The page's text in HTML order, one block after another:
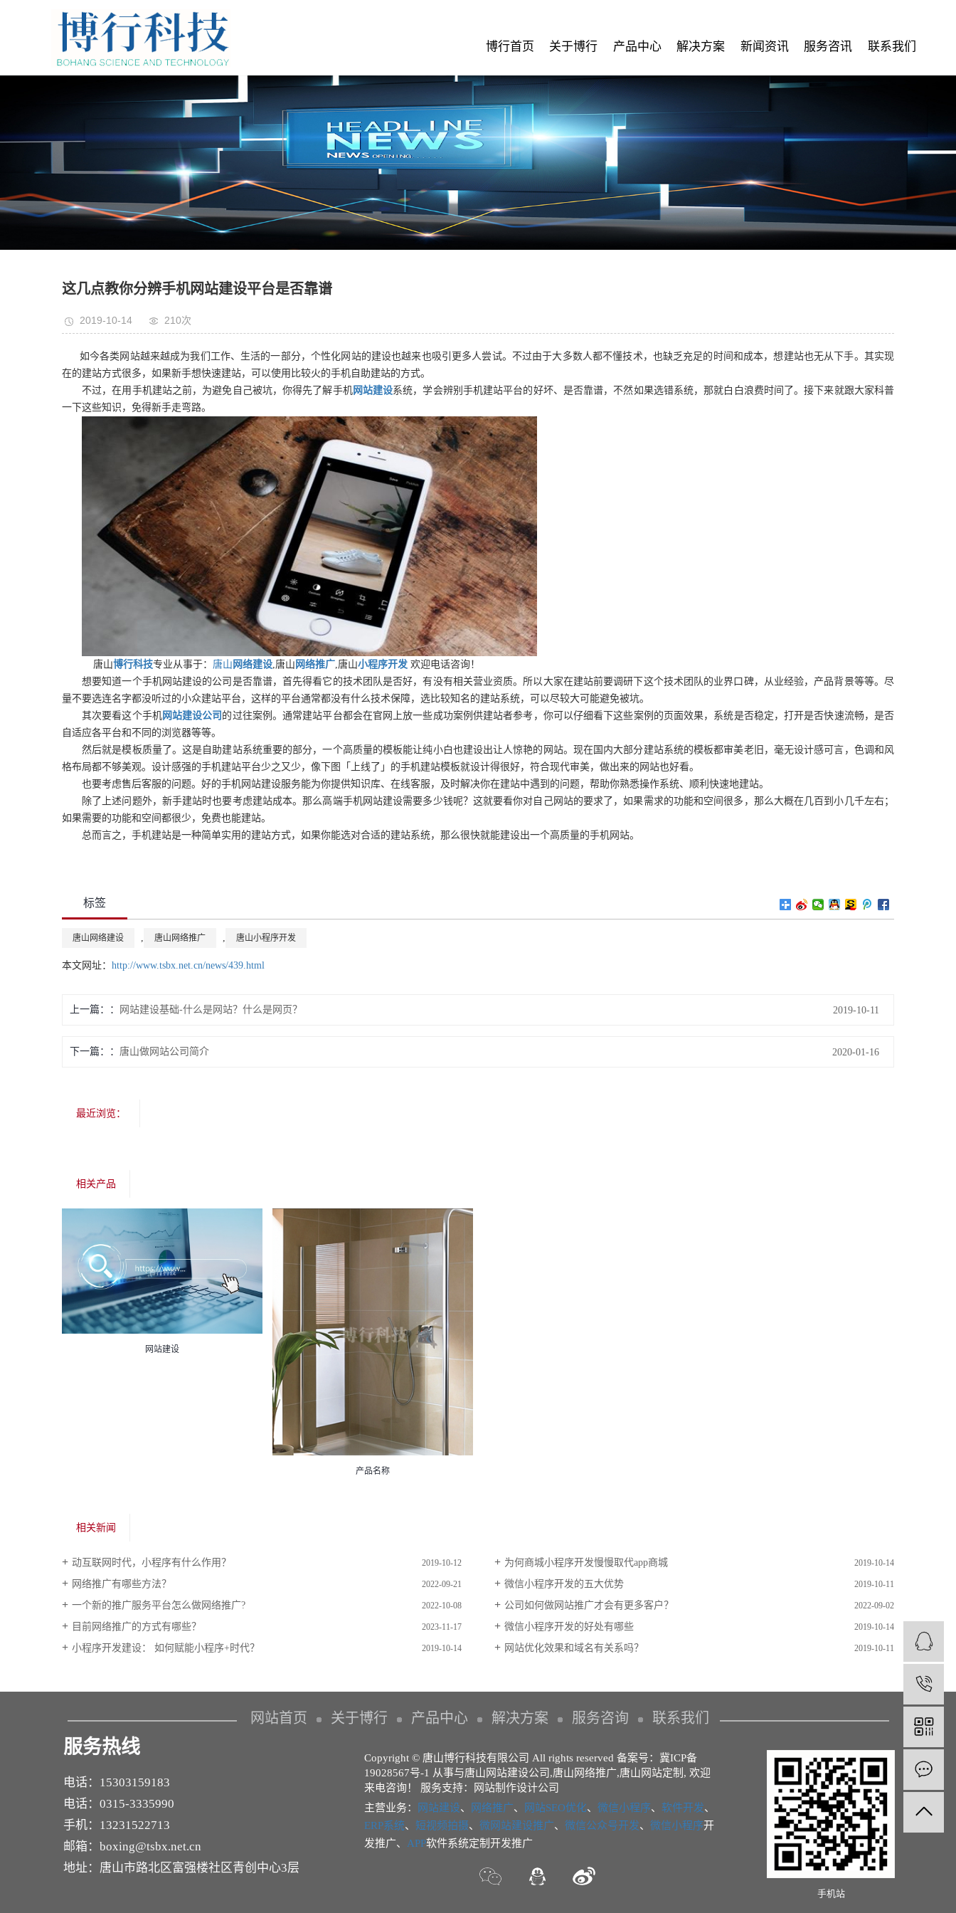
博行首页 关于博行 产品中心 解决方案 新闻资讯 服务咨讯 联系我们
这几点教你分辨手机网站建设平台是否靠谱
2019-10-14 210次
如今各类网站越来越成为我们工作、生活的一部分，个性化网站的建设也越来也吸引更多人尝试。不过由于大多数人都不懂技术，也缺乏充足的时间和成本，想建站也无从下手。其实现
在的建站方式很多，如果新手想快速建站，可以使用比较火的手机自助建站的方式。
不过，在用手机建站之前，为避免自己被坑，你得先了解手机网站建设系统，学会辨别手机建站平台的好坏、是否靠谱，不然如果选错系统，那就白白浪费时间了。接下来就跟大家科普
一下这些知识，免得新手走弯路。
唐山博行科技专业从事于： 唐山 网络建设,唐山 网络推广,唐山小程序开发 欢迎电话咨询！
想要知道一个手机网站建设的公司是否靠谱，首先得看它的技术团队是否好，有没有相关营业资质。所以大家在建站前要调研下这个技术团队的业界口碑，从业经验，产品背景等等。尽
量不要选连名字都没听过的小众建站平台，这样的平台通常都没有什么技术保障，选比较知名的建站系统，可以尽较大可能避免被坑。
其次要看这个手机网站建设公司 的过往案例。通常建站平台都会在官网上放一些成功案例供建站者参考，你可以仔细看下这些案例的页面效果，系统是否稳定，打开是否快速流畅，是否
自适应各平台和不同的浏览器等等。
然后就是模板质量了。这是自助建站系统重要的部分，一个高质量的模板能让纯小白也建设出让人惊艳的网站。现在国内大部分建站系统的模板都审美老旧，毫无设计感可言，色调和风
格布局都不够美观。设计感强的手机建站平台少之又少，像下图「上线了」的手机建站模板就设计得很好，符合现代审美，做出来的网站也好看。
也要考虑售后客服的问题。好的手机网站建设服务能为你提供知识库、在线客服，及时解决你在建站中遇到的问题，帮助你熟悉操作系统、顺利快速地建站。
除了上述问题外，新手建站时也要考虑建站成本。那么高端手机网站建设需要多少钱呢？这就要看你对自己网站的要求了，如果需求的功能和空间很多，那么大概在几百到小几千左右；
如果需要的功能和空间都很少，免费也能建站。
总而言之，手机建站是一种简单实用的建站方式，如果你能选对合适的建站系统，那么很快就能建设出一个高质量的手机网站。
标签
唐山网络建设 , 唐山网络推广 , 唐山小程序开发
本文网址： http://www.tsbx.net.cn/news/439.html
上一篇： 网站建设基础-什么是网站？什么是网页？ 2019-10-11
下一篇： 唐山做网站公司简介 2020-01-16
最近浏览：
相关产品
网站建设
产品名称
相关新闻
动互联网时代，小程序有什么作用？ 2019-10-12 为何商城小程序开发慢慢取代app商城 2019-10-14
网络推广有哪些方法？ 2022-09-21 微信小程序开发的五大优势 2019-10-11
一个新的推广服务平台怎么做网络推广? 2022-10-08 公司如何做网站推广才会有更多客户？ 2022-09-02
目前网络推广的方式有哪些？ 2023-11-17 微信小程序开发的好处有哪些 2019-10-14
小程序开发建设： 如何赋能小程序+时代？ 2019-10-14 网站优化效果和域名有关系吗？ 2019-10-11
网站首页 关于博行 产品中心 解决方案 服务咨询 联系我们
服务热线
电话：15303159183
电话：0315-3335990
手机：13231522713
邮箱：boxing@tsbx.net.cn
地址：唐山市路北区富强楼社区青创中心3层
Copyright © 唐山博行科技有限公司 All rights reserved 备案号： 冀ICP备
19028567号-1 从事与唐山网站建设公司 ,唐山网络推广,唐山网站定制 , 欢迎
来电咨询！ 服务支持：
网站制作设计公司
主营业务：
网站建设、 网络推广、 网站SEO优化、 微信小程序、 软件开发、
ERP系统、 短视频拍摄、 微网站建设推广、 微信公众号开发、 微信小程序开
发推广、 APP软件系统定制开发推广
手机站